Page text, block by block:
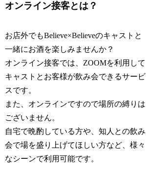
オンライン接客とは？
お店外でもBelieve×Believeのキャストと
一緒にお酒を楽しみませんか？
オンライン接客では、ZOOMを利用して
キャストとお客様が飲み会できるサービ
スです。
また、オンラインですので場所の縛りは
ございません。
自宅で晩酌している方や、知人との飲み
会で場を盛り上げてほしい方など、様々
なシーンで利用可能です。